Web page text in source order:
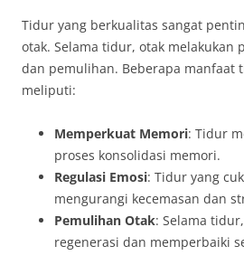
Tidur yang berkualitas sangat
otak. Selama tidur, otak melakukan
dan pemulihan. Beberapa manfaat
meliputi:
Memperkuat Memori: Tidur
proses konsolidasi memori.
Regulasi Emosi: Tidur yang
mengurangi kecemasan dan
Pemulihan Otak: Selama
regenerasi dan memperbaiki